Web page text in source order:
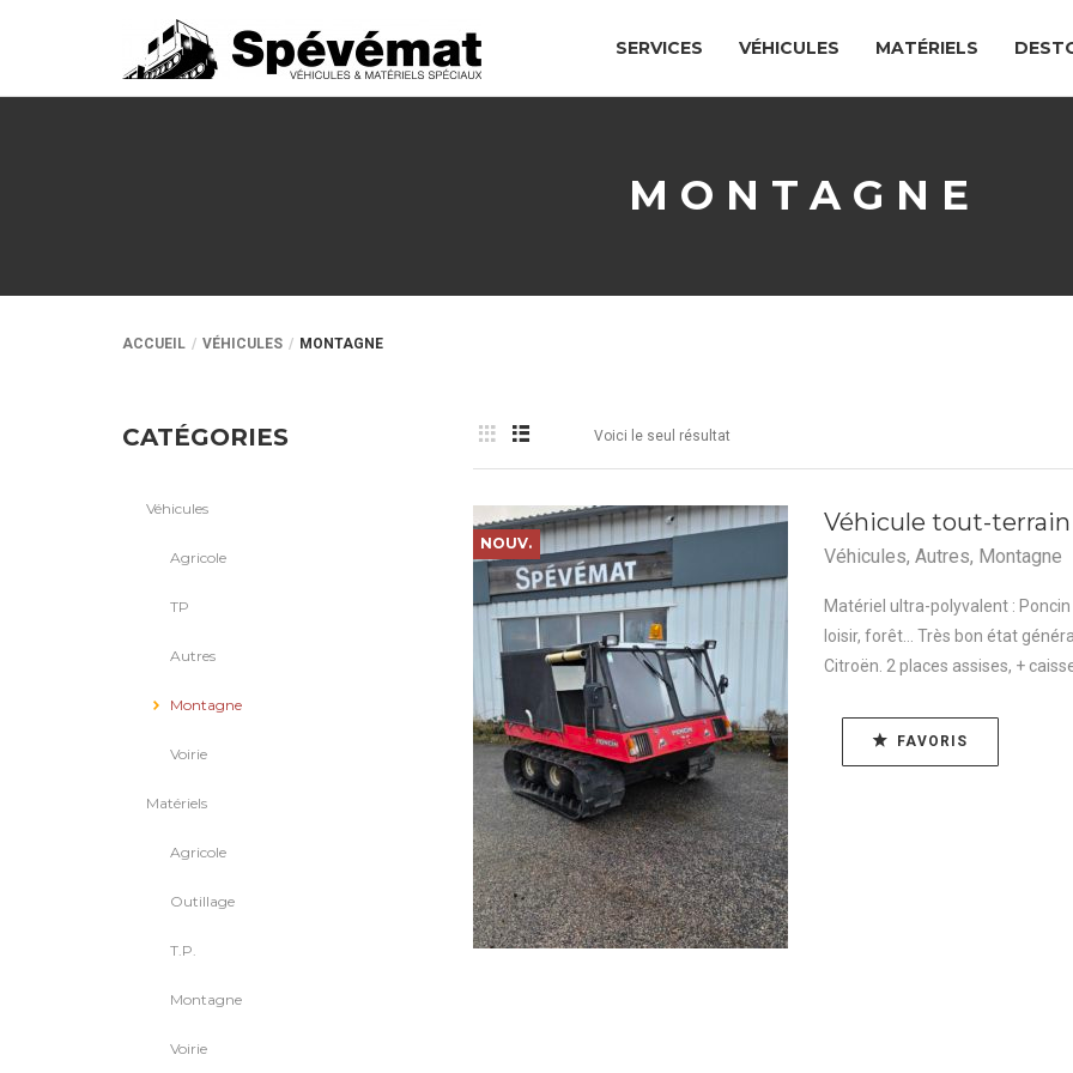
SERVICES VÉHICULES MATÉRIELS
MONTAGNE
ACCUEIL VÉHICULES MONTAGNE
Voici le seul résultat
NOUV.
Véhicule tout-terrain
Véhicules, Autres, Montagne
Matériel ultra-polyvalent :
loisir, forêt... Très bon état
Citroën. 2 places assises, +
FAVORIS
CATÉGORIES
Véhicules
Agricole
TP
Autres
Montagne
Voirie
Matériels
Agricole
Outillage
T.P.
Montagne
Voirie